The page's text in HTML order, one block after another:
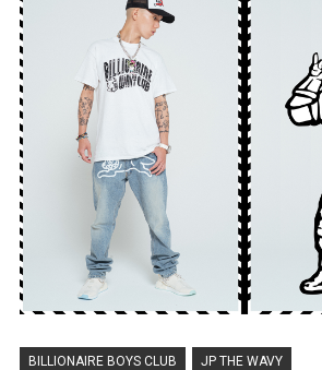
BILLIONAIRE BOYS CLUB JP THE WAVY